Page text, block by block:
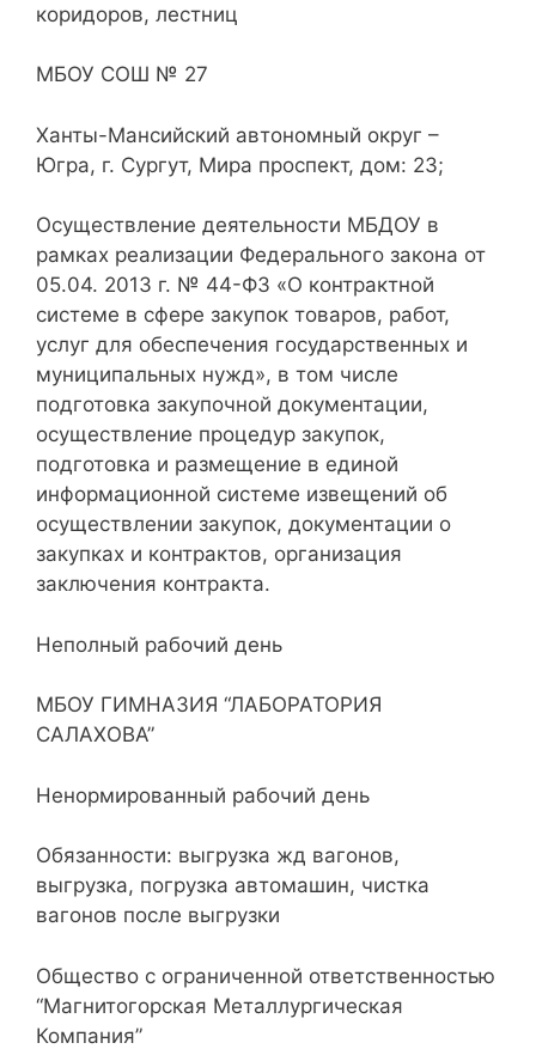
коридоров, лестниц
МБОУ СОШ № 27
Ханты-Мансийский автономный округ –
Югра, г. Сургут, Мира проспект, дом: 23;
Осуществление деятельности МБДОУ в
рамках реализации Федерального закона от
05.04. 2013 г. № 44-ФЗ «О контрактной
системе в сфере закупок товаров, работ,
услуг для обеспечения государственных и
муниципальных нужд», в том числе
подготовка закупочной документации,
осуществление процедур закупок,
подготовка и размещение в единой
информационной системе извещений об
осуществлении закупок, документации о
закупках и контрактов, организация
заключения контракта.
Неполный рабочий день
МБОУ ГИМНАЗИЯ “ЛАБОРАТОРИЯ
САЛАХОВА”
Ненормированный рабочий день
Обязанности: выгрузка жд вагонов,
выгрузка, погрузка автомашин, чистка
вагонов после выгрузки
Общество с ограниченной ответственностью
“Магнитогорская Металлургическая
Компания”